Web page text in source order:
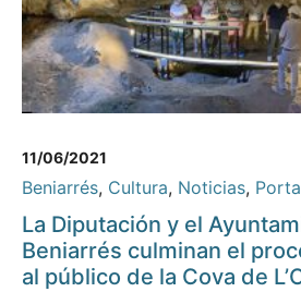
11/06/2021
Beniarrés, Cultura, Noticias,
La Diputación y el
Beniarrés culminan el
al público de la Cova de